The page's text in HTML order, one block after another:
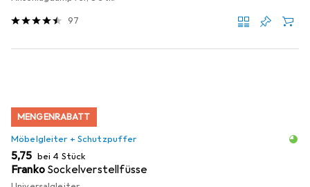
97
MENGENRABATT
Möbelgleiter + Schutzpuffer
EUR
5,75 bei 4 Stück
Franko Sockelverstellfüsse